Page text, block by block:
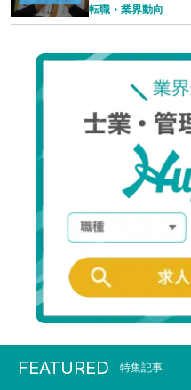
転職・業界動向
FEATURED 特集記事